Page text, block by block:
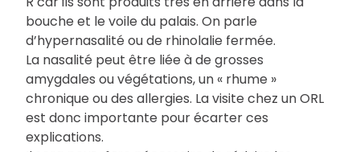
bouche et le voile du palais. On parle
d’hypernasalité ou de rhinolalie fermée.
La nasalité peut être liée à de grosses
amygdales ou végétations, un « rhume »
chronique ou des allergies. La visite chez un ORL
est donc importante pour écarter ces
explications.